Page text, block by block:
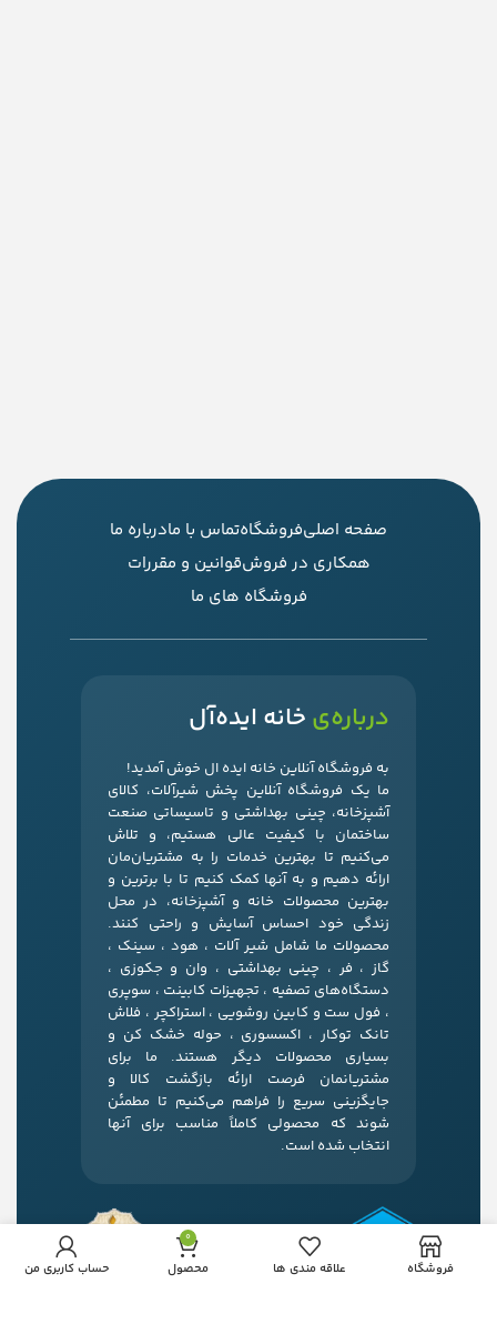
صفحه اصلیفروشگاهتماس با مادرباره ما
همکاری در فروشقوانین و مقررات
فروشگاه های ما
درباره‌ی خانه ایده‌آل
به فروشگاه آنلاین خانه ایده ال خوش آمدید!
ما یک فروشگاه آنلاین پخش شیرآلات، کالای
آشپزخانه، چینی بهداشتی و تاسیساتی صنعت
ساختمان با کیفیت عالی هستیم، و تلاش
می‌کنیم تا بهترین خدمات را به مشتریان‌مان
ارائه دهیم و به آنها کمک کنیم تا با برترین و
بهترین محصولات خانه و آشپزخانه، در محل
زندگی خود احساس آسایش و راحتی کنند.
محصولات ما شامل شیر آلات ، هود ، سینک ،
گاز ، فر ، چینی بهداشتی ، وان و جکوزی ،
دستگاه‌های تصفیه ، تجهیزات کابینت ، سوپری
، فول ست و کابین روشویی ، استراکچر ، فلاش
تانک توکار ، اکسسوری ، حوله خشک کن و
بسیاری محصولات دیگر هستند. ما برای
مشتریانمان فرصت ارائه بازگشت کالا و
جایگزینی سریع را فراهم می‌کنیم تا مطمئن
شوند که محصولی کاملاً مناسب برای آنها
انتخاب شده است.
فروشگاه علاقه مندی ها
0
محصول حساب کاربری من